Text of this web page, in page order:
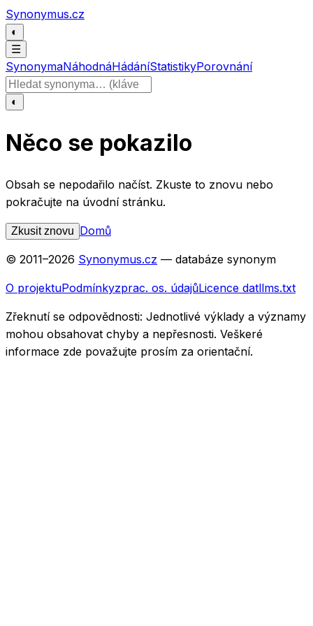
Přeskočit na obsah
Synonymus.cz
◐
☰
SynonymaNáhodnáHádáníStatistikyPorovnání
Hledat slovo
◐
Něco se pokazilo
Obsah se nepodařilo načíst. Zkuste to znovu nebo
pokračujte na úvodní stránku.
Zkusit znovu Domů
© 2011–2026 Synonymus.cz — databáze synonym
O projektuPodmínkyzprac. os. údajůLicence datllms.txt
Zřeknutí se odpovědnosti: Jednotlivé výklady a významy
mohou obsahovat chyby a nepřesnosti. Veškeré
informace zde považujte prosím za orientační.